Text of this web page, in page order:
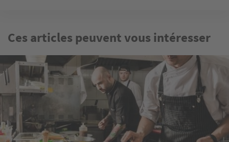
Ces articles peuvent vous intéresser
Image